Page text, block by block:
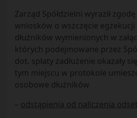
Zarząd Spółdzielni wyraził
wniosków o wszczęcie egzekucji
dłużników wymienionych w
których podejmowane przez
dot. spłaty zadłużenie okazały
tym miejscu w protokole
osobowe dłużników
– odstąpienia od naliczenia